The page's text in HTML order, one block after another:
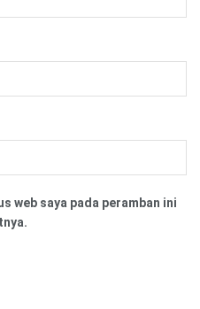
web saya pada peramban ini